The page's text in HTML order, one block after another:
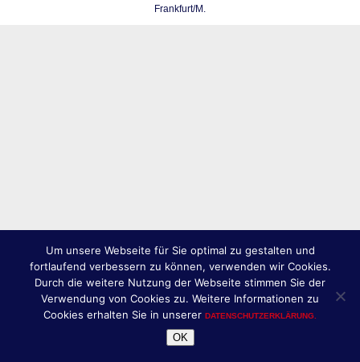
Frankfurt/M.
Um unsere Webseite für Sie optimal zu gestalten und
fortlaufend verbessern zu können, verwenden wir Cookies.
Durch die weitere Nutzung der Webseite stimmen Sie der
Verwendung von Cookies zu. Weitere Informationen zu
Cookies erhalten Sie in unserer DATENSCHUTZERKLÄRUNG.
OK